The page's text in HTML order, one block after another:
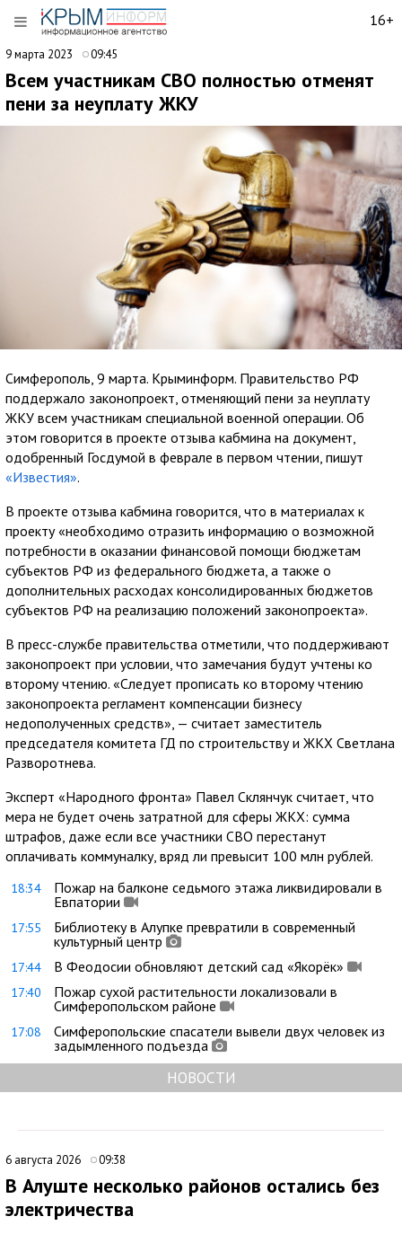
16+
9 марта 2023 09:45
Всем участникам СВО полностью отменят
пени за неуплату ЖКУ
Симферополь, 9 марта. Крыминформ. Правительство РФ
поддержало законопроект, отменяющий пени за неуплату
ЖКУ всем участникам специальной военной операции. Об
этом говорится в проекте отзыва кабмина на документ,
одобренный Госдумой в феврале в первом чтении, пишут
«Известия».
В проекте отзыва кабмина говорится, что в материалах к
проекту «необходимо отразить информацию о возможной
потребности в оказании финансовой помощи бюджетам
субъектов РФ из федерального бюджета, а также о
дополнительных расходах консолидированных бюджетов
субъектов РФ на реализацию положений законопроекта».
В пресс-службе правительства отметили, что поддерживают
законопроект при условии, что замечания будут учтены ко
второму чтению. «Следует прописать ко второму чтению
законопроекта регламент компенсации бизнесу
недополученных средств», — считает заместитель
председателя комитета ГД по строительству и ЖКХ Светлана
Разворотнева.
Эксперт «Народного фронта» Павел Склянчук считает, что
мера не будет очень затратной для сферы ЖКХ: сумма
штрафов, даже если все участники СВО перестанут
оплачивать коммуналку, вряд ли превысит 100 млн рублей.
18:34
Пожар на балконе седьмого этажа ликвидировали в
Евпатории
17:55
Библиотеку в Алупке превратили в современный
культурный центр
17:44 В Феодосии обновляют детский сад «Якорёк»
17:40
Пожар сухой растительности локализовали в
Симферопольском районе
17:08
Симферопольские спасатели вывели двух человек из
задымленного подъезда
НОВОСТИ
6 августа 2026 09:38
В Алуште несколько районов остались без
электричества